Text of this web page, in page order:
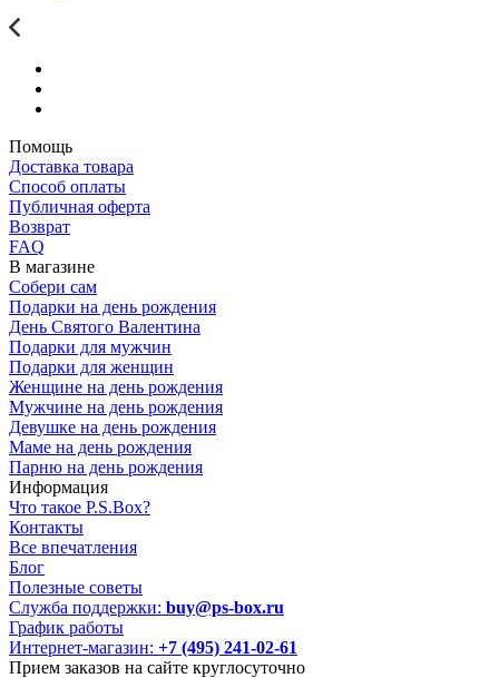
Помощь
Доставка товара
Способ оплаты
Публичная оферта
Возврат
FAQ
В магазине
Собери сам
Подарки на день рождения
День Святого Валентина
Подарки для мужчин
Подарки для женщин
Женщине на день рождения
Мужчине на день рождения
Девушке на день рождения
Маме на день рождения
Парню на день рождения
Информация
Что такое P.S.Box?
Контакты
Все впечатления
Блог
Полезные советы
Служба поддержки: buy@ps-box.ru
График работы
Интернет-магазин: +7 (495) 241-02-61
Прием заказов на сайте круглосуточно